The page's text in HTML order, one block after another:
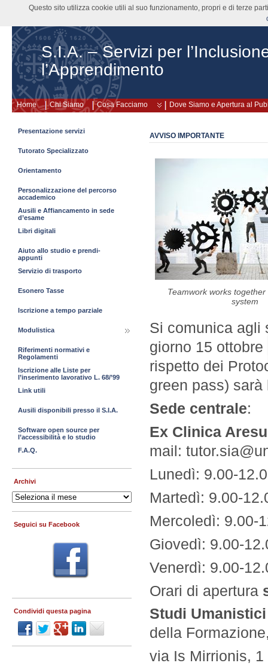
S.I.A. – Servizi per
l’Apprendimento
Home Chi Siamo Cosa Facciamo Dove Siamo e Apertura al
AVVISO IMPORTANTE
Teamwork works
system
Si comunica agli
giorno 15
rispetto dei
green pass)
Sede centrale:
Ex Clinica Aresu
mail:
Lunedì: 9.00-
Martedì: 9.00-
Mercoledì: 9.00-
Giovedì: 9.00-
Venerdì: 9.00-
Orari di apertura
Studi Umanistici
della
via Is Mirrionis,
Presentazione servizi
Tutorato Specializzato
Orientamento
Personalizzazione del percorso
accademico
Ausili e Affiancamento in sede
d’esame
Libri digitali
Aiuto allo studio e prendi-
appunti
Servizio di trasporto
Esonero Tasse
Iscrizione a tempo parziale
Modulistica
Riferimenti normativi e
Regolamenti
Iscrizione alle Liste per
l’inserimento lavorativo L. 68/’99
Link utili
Ausili disponibili presso il S.I.A.
Software open source per
l’accessibilità e lo studio
F.A.Q.
Archivi
Archivi
Seguici su Facebook
Condividi questa pagina
Questo sito utilizza cookie utili al suo funzionamento, propri e di terze